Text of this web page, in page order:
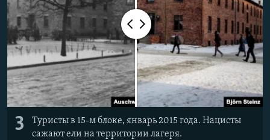
3
Туристы в 15-м блоке, январь 2015 года. Нацисты
сажают ели на территории лагеря.